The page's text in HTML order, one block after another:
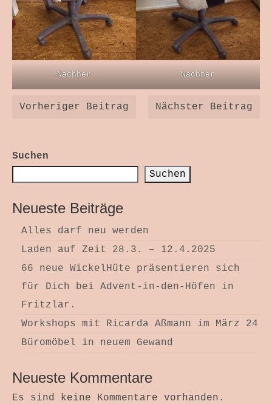
Nachher Nachher
Vorheriger Beitrag Nächster Beitrag
Suchen
Suchen
Neueste Beiträge
Alles darf neu werden
Laden auf Zeit 28.3. – 12.4.2025
66 neue WickelHüte präsentieren sich
für Dich bei Advent-in-den-Höfen in
Fritzlar.
Workshops mit Ricarda Aßmann im März 24
Büromöbel in neuem Gewand
Neueste Kommentare
Es sind keine Kommentare vorhanden.